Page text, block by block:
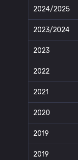
2024/2025
2023/2024
2023
2022
2021
2020
2019
2019